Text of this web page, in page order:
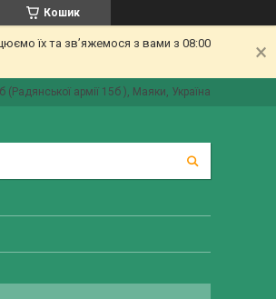
Кошик
їх та зв’яжемося з вами з 08:00
армії 15б ), Маяки, Україна